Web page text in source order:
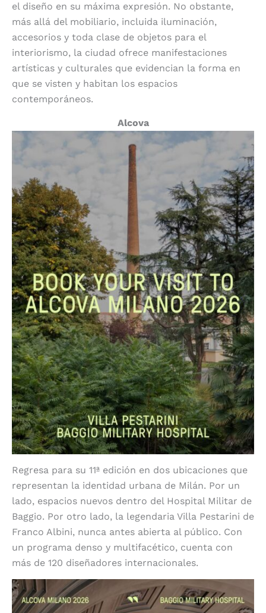
el diseño en su máxima expresión. No obstante,
más allá del mobiliario, incluida iluminación,
accesorios y toda clase de objetos para el
interiorismo, la ciudad ofrece manifestaciones
artísticas y culturales que evidencian la forma en
que se visten y habitan los espacios
contemporáneos.
Alcova
Regresa para su 11ª edición en dos ubicaciones que
representan la identidad urbana de Milán. Por un
lado, espacios nuevos dentro del Hospital Militar de
Baggio. Por otro lado, la legendaria Villa Pestarini de
Franco Albini, nunca antes abierta al público. Con
un programa denso y multifacético, cuenta con
más de 120 diseñadores internacionales.